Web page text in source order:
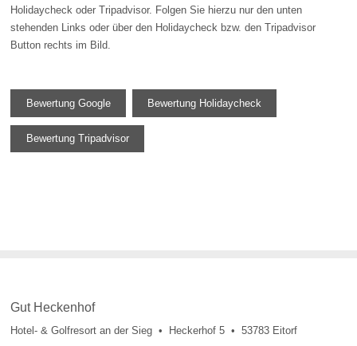
Holidaycheck oder Tripadvisor. Folgen Sie hierzu nur den unten
stehenden Links oder über den Holidaycheck bzw. den Tripadvisor
Button rechts im Bild.
Bewertung Google Bewertung Holidaycheck
Bewertung Tripadvisor
Gut Heckenhof
Hotel- & Golfresort an der Sieg • Heckerhof 5 • 53783 Eitorf